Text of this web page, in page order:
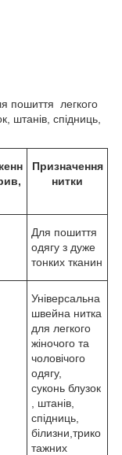
пошиття легкого
штанів, спідниць,
Призначення
нитки
Для пошиття
одягу з дуже
тонких тканин
Універсальна
швейна нитка
для легкого
жіночого та
чоловічого
одягу,
суконь блузок
, штанів,
спідниць,
білизни,трико
тажних